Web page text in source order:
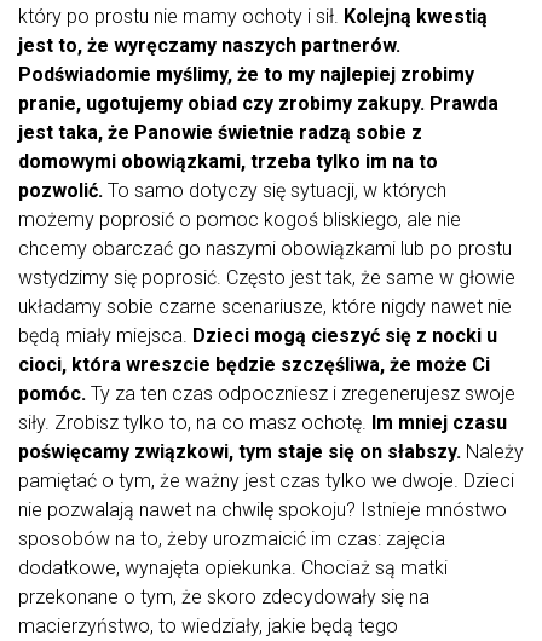
który po prostu nie mamy ochoty i sił. Kolejną kwestią
jest to, że wyręczamy naszych partnerów.
Podświadomie myślimy, że to my najlepiej zrobimy
pranie, ugotujemy obiad czy zrobimy zakupy. Prawda
jest taka, że Panowie świetnie radzą sobie z
domowymi obowiązkami, trzeba tylko im na to
pozwolić. To samo dotyczy się sytuacji, w których
możemy poprosić o pomoc kogoś bliskiego, ale nie
chcemy obarczać go naszymi obowiązkami lub po prostu
wstydzimy się poprosić. Często jest tak, że same w głowie
układamy sobie czarne scenariusze, które nigdy nawet nie
będą miały miejsca. Dzieci mogą cieszyć się z nocki u
cioci, która wreszcie będzie szczęśliwa, że może Ci
pomóc. Ty za ten czas odpoczniesz i zregenerujesz swoje
siły. Zrobisz tylko to, na co masz ochotę. Im mniej czasu
poświęcamy związkowi, tym staje się on słabszy. Należy
pamiętać o tym, że ważny jest czas tylko we dwoje. Dzieci
nie pozwalają nawet na chwilę spokoju? Istnieje mnóstwo
sposobów na to, żeby urozmaicić im czas: zajęcia
dodatkowe, wynajęta opiekunka. Chociaż są matki
przekonane o tym, że skoro zdecydowały się na
macierzyństwo, to wiedziały, jakie będą tego